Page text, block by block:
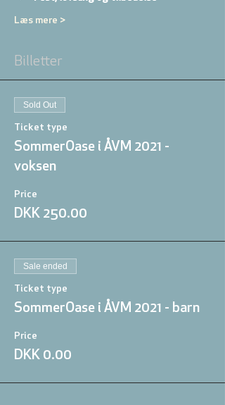
Læs mere >
Billetter
Sold Out
Ticket type
SommerOase i ÅVM 2021 -
voksen
Price
DKK 250.00
Sale ended
Ticket type
SommerOase i ÅVM 2021 - barn
Price
DKK 0.00